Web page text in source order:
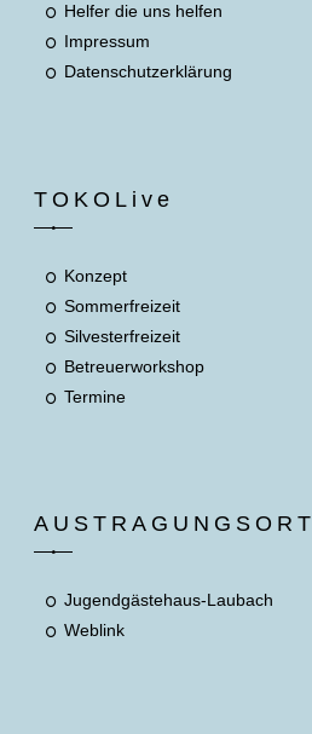
Helfer die uns helfen
Impressum
Datenschutzerklärung
TOKOLive
Konzept
Sommerfreizeit
Silvesterfreizeit
Betreuerworkshop
Termine
AUSTRAGUNGSORT
Jugendgästehaus-Laubach
Weblink